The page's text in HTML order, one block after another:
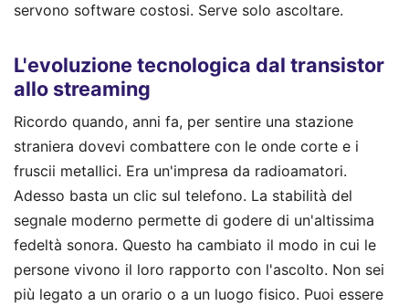
servono software costosi. Serve solo ascoltare.
L'evoluzione tecnologica dal transistor
allo streaming
Ricordo quando, anni fa, per sentire una stazione
straniera dovevi combattere con le onde corte e i
fruscii metallici. Era un'impresa da radioamatori.
Adesso basta un clic sul telefono. La stabilità del
segnale moderno permette di godere di un'altissima
fedeltà sonora. Questo ha cambiato il modo in cui le
persone vivono il loro rapporto con l'ascolto. Non sei
più legato a un orario o a un luogo fisico. Puoi essere